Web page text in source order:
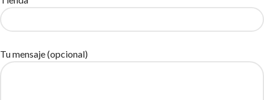
Tu mensaje (opcional)